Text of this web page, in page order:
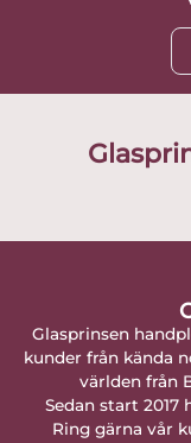
Glasprinsen
kunder från kända
världen från
Sedan start 2017
Ring gärna vår